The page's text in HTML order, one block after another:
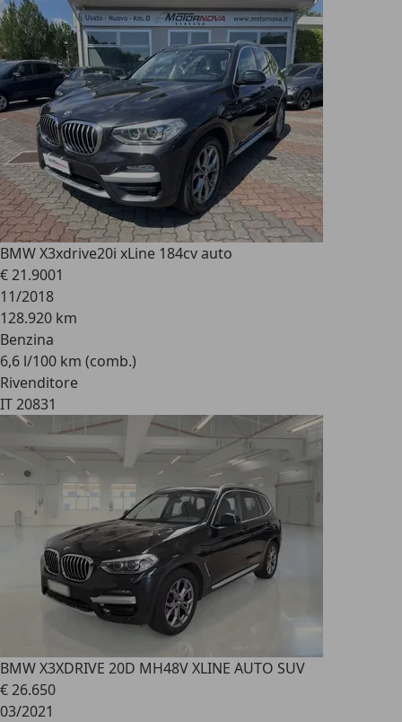
BMW X3xdrive20i xLine 184cv auto
€ 21.9001
11/2018
128.920 km
Benzina
6,6 l/100 km (comb.)
Rivenditore
IT 20831
BMW X3XDRIVE 20D MH48V XLINE AUTO SUV
€ 26.650
03/2021